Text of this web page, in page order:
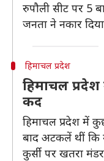
रुपौली सीट पर 5
जनता ने नकार
हिमाचल प्रदेश
हिमाचल
कद
हिमाचल प्रदेश में
बाद अटकलें थीं कि
कुर्सी पर खतरा